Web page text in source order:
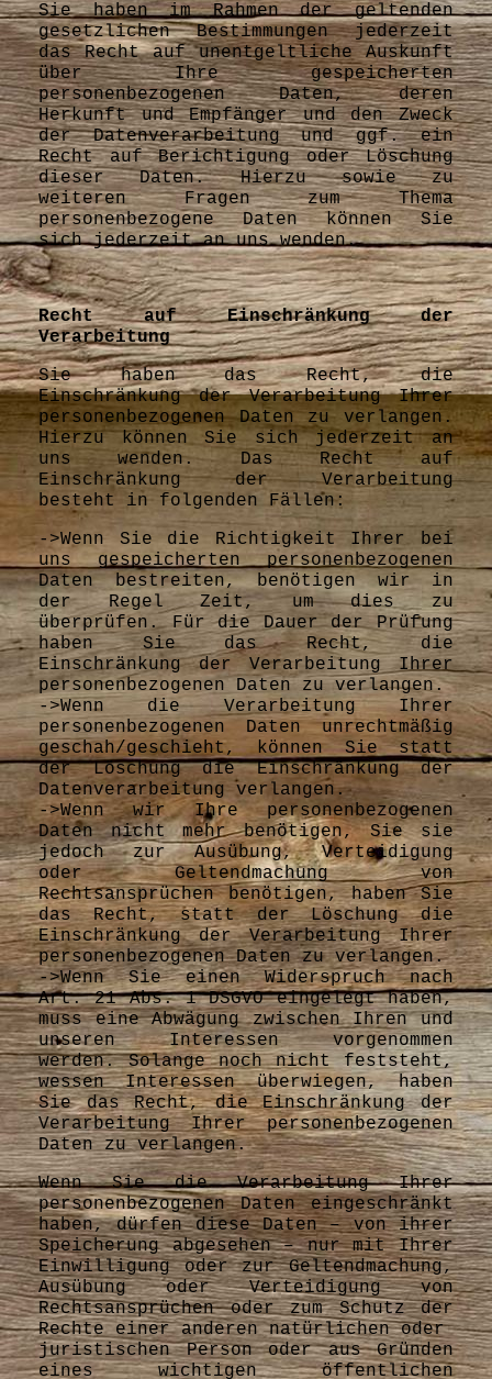
Sie haben im Rahmen der geltenden
gesetzlichen Bestimmungen jederzeit
das Recht auf unentgeltliche Auskunft
über Ihre gespeicherten
personenbezogenen Daten, deren
Herkunft und Empfänger und den Zweck
der Datenverarbeitung und ggf. ein
Recht auf Berichtigung oder Löschung
dieser Daten. Hierzu sowie zu
weiteren Fragen zum Thema
personenbezogene Daten können Sie
sich jederzeit an uns wenden.
Recht auf Einschränkung der
Verarbeitung
Sie haben das Recht, die
Einschränkung der Verarbeitung Ihrer
personenbezogenen Daten zu verlangen.
Hierzu können Sie sich jederzeit an
uns wenden. Das Recht auf
Einschränkung der Verarbeitung
besteht in folgenden Fällen:
->Wenn Sie die Richtigkeit Ihrer bei
uns gespeicherten personenbezogenen
Daten bestreiten, benötigen wir in
der Regel Zeit, um dies zu
überprüfen. Für die Dauer der Prüfung
haben Sie das Recht, die
Einschränkung der Verarbeitung Ihrer
personenbezogenen Daten zu verlangen.
->Wenn die Verarbeitung Ihrer
personenbezogenen Daten unrechtmäßig
geschah/geschieht, können Sie statt
der Löschung die Einschränkung der
Datenverarbeitung verlangen.
->Wenn wir Ihre personenbezogenen
Daten nicht mehr benötigen, Sie sie
jedoch zur Ausübung, Verteidigung
oder Geltendmachung von
Rechtsansprüchen benötigen, haben Sie
das Recht, statt der Löschung die
Einschränkung der Verarbeitung Ihrer
personenbezogenen Daten zu verlangen.
->Wenn Sie einen Widerspruch nach
Art. 21 Abs. 1 DSGVO eingelegt haben,
muss eine Abwägung zwischen Ihren und
unseren Interessen vorgenommen
werden. Solange noch nicht feststeht,
wessen Interessen überwiegen, haben
Sie das Recht, die Einschränkung der
Verarbeitung Ihrer personenbezogenen
Daten zu verlangen.
Wenn Sie die Verarbeitung Ihrer
personenbezogenen Daten eingeschränkt
haben, dürfen diese Daten – von ihrer
Speicherung abgesehen – nur mit Ihrer
Einwilligung oder zur Geltendmachung,
Ausübung oder Verteidigung von
Rechtsansprüchen oder zum Schutz der
Rechte einer anderen natürlichen oder
juristischen Person oder aus Gründen
eines wichtigen öffentlichen